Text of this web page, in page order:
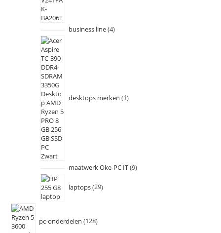
business line 4
desktops merken 1
maatwerk Oke-PC IT 9
laptops 29
pc-onderdelen 128